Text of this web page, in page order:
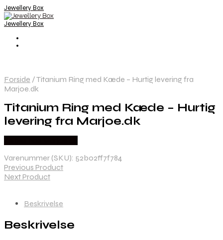
Jewellery Box
Jewellery Box
Forside /Titanium Ring med Kæde – Hurtig levering fra
Marjoe.dk
Titanium Ring med Kæde – Hurtig
levering fra Marjoe.dk
Varenummer (SKU): 52b02ff7f784
Previous Product
Next Product
Beskrivelse
Beskrivelse